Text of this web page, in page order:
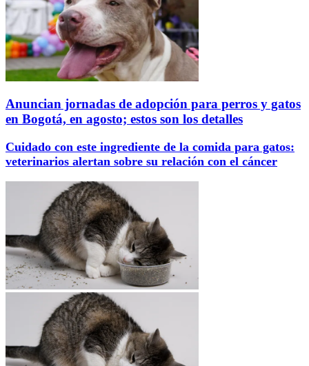
Anuncian jornadas de adopción para perros y gatos
en Bogotá, en agosto; estos son los detalles
Cuidado con este ingrediente de la comida para gatos:
veterinarios alertan sobre su relación con el cáncer